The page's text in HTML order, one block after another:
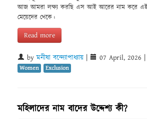
আজ আমরা লক্ষ্য করছি এস আই আরের নাম করে এই
মেয়েদের থেকে।
Read more
byমনীষা বন্দ্যোপাধ্যায় 07 April, 2026
Women
Exclusion
মহিলাদের নাম বাদের উদ্দেশ্য কী?